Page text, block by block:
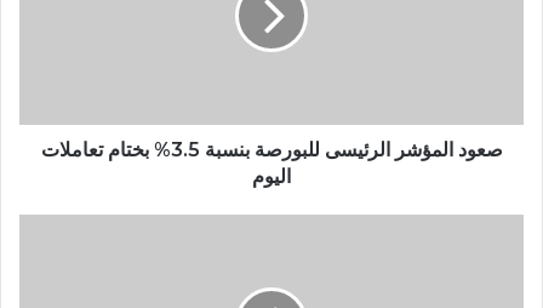
صعود المؤشر الرئيسى للبورصة بنسبة 3.5% بختام تعاملات
اليوم